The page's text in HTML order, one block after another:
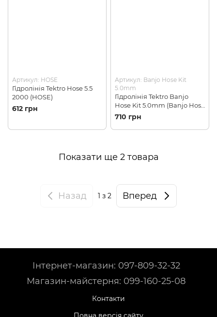
Артикул: HOSE
Гідролінія Tektro Hose 5.5
2000 (HOSE)
612 грн
Артикул: Banjo Hose Kit
5.0mm
Гідролінія Tektro Banjo
Hose Kit 5.0mm (Banjo Hose
Kit 5.0mm)
710 грн
Показати ще 2 товара
Назад 1 з 2 Вперед
Інтернет-магазин: 097-809-32-32
Магазин-майстерня: 099-160-25-08
Контакти